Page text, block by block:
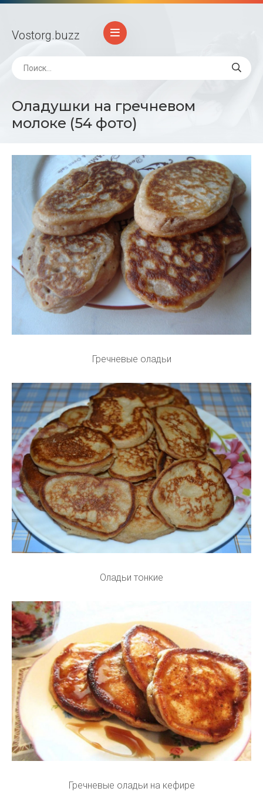
Vostorg.buzz
Оладушки на гречневом
молоке (54 фото)
Гречневые оладьи
Оладьи тонкие
Гречневые оладьи на кефире